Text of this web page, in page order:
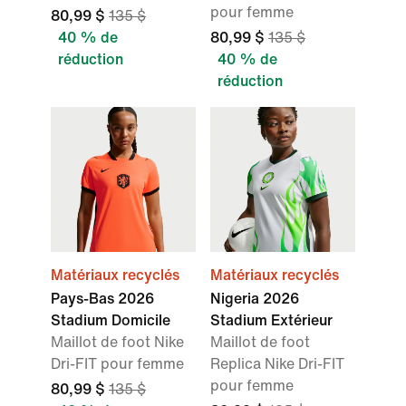
80,99 $ 135 $
40 % de
réduction
pour femme
80,99 $ 135 $
40 % de
réduction
Matériaux recyclés
Pays-Bas 2026
Stadium Domicile
Maillot de foot Nike
Dri-FIT pour femme
80,99 $ 135 $
Matériaux recyclés
Nigeria 2026
Stadium Extérieur
Maillot de foot
Replica Nike Dri-FIT
pour femme